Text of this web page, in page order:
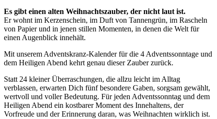
Es gibt einen alten Weihnachtszauber, der nicht laut ist.
Er wohnt im Kerzenschein, im Duft von Tannengrün, im Rascheln
von Papier und in jenen stillen Momenten, in denen die Welt für
einen Augenblick innehält.
Mit unserem Adventskranz-Kalender für die 4 Adventssonntage und
dem Heiligen Abend kehrt genau dieser Zauber zurück.
Statt 24 kleiner Überraschungen, die allzu leicht im Alltag
verblassen, erwarten Dich fünf besondere Gaben, sorgsam gewählt,
wertvoll und voller Bedeutung. Für jeden Adventssonntag und dem
Heiligen Abend ein kostbarer Moment des Innehaltens, der
Vorfreude und der Erinnerung daran, was Weihnachten wirklich ist.